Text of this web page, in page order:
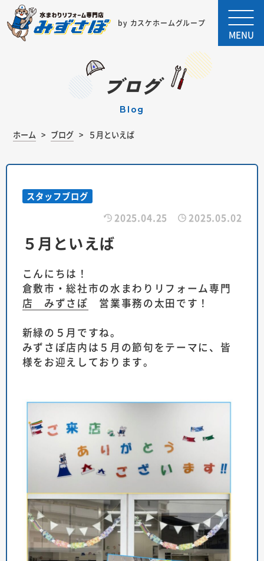
by カスケホームグループ
MENU
ブログ
blog
ホーム ブログ ５月といえば
スタッフブログ
2025.04.25 2025.05.02
５月といえば
こんにちは！
倉敷市・総社市の水まわりリフォーム専門
店 みずさぽ 営業事務の太田です！
新緑の５月ですね。
みずさぽ店内は５月の節句をテーマに、皆
様をお迎えしております。